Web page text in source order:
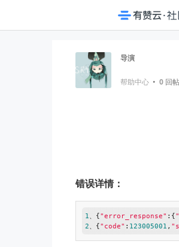
导演
帮助中心 • 0回帖
错误详情：
1 、{"error_response" :{
2 、{"code" : 123005001 ,